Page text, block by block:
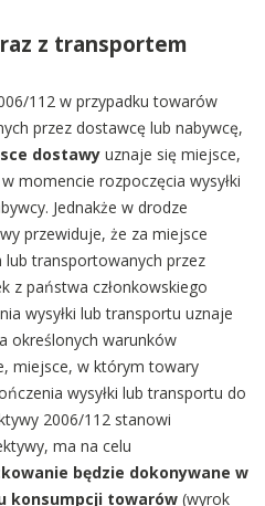
z transportem
112 w przypadku towarów
przez dostawcę lub nabywcę,
dostawy uznaje się miejsce,
momencie rozpoczęcia wysyłki
Jednakże w drodze
przewiduje, że za miejsce
transportowanych przez
z państwa członkowskiego
wysyłki lub transportu uznaje
określonych warunków
miejsce, w którym towary
wysyłki lub transportu do
2006/112 stanowi
ma na celu
będzie dokonywane w
konsumpcji towarów (wyrok